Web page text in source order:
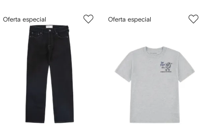
Oferta especial Oferta especial